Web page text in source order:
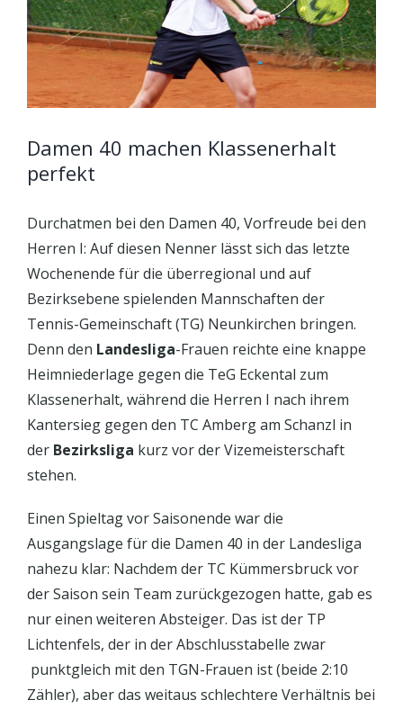
Damen 40 machen Klassenerhalt
perfekt
Durchatmen bei den Damen 40, Vorfreude bei den
Herren I: Auf diesen Nenner lässt sich das letzte
Wochenende für die überregional und auf
Bezirksebene spielenden Mannschaften der
Tennis-Gemeinschaft (TG) Neunkirchen bringen.
Denn den Landesliga-Frauen reichte eine knappe
Heimniederlage gegen die TeG Eckental zum
Klassenerhalt, während die Herren I nach ihrem
Kantersieg gegen den TC Amberg am Schanzl in
der Bezirksliga kurz vor der Vizemeisterschaft
stehen.
Einen Spieltag vor Saisonende war die
Ausgangslage für die Damen 40 in der Landesliga
nahezu klar: Nachdem der TC Kümmersbruck vor
der Saison sein Team zurückgezogen hatte, gab es
nur einen weiteren Absteiger. Das ist der TP
Lichtenfels, der in der Abschlusstabelle zwar
punktgleich mit den TGN-Frauen ist (beide 2:10
Zähler), aber das weitaus schlechtere Verhältnis bei